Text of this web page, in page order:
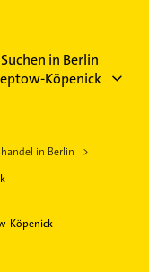
in Berlin
Köpenick
in Berlin
Köpenick